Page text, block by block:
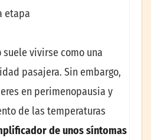
etapa
vivirse como una
pasajera. Sin embargo,
en perimenopausia y
de las temperaturas
de unos síntomas